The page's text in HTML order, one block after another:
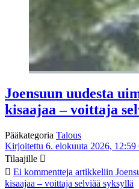
Joensuun uudesta
kisaajaa – voittaja
Pääkategoria Talous
Kirjoitettu 6. elokuuta 2026, 12:59
Tilaajille
Ei kommentteja artikkeliin
kisaajaa – voittaja selviää syksyllä